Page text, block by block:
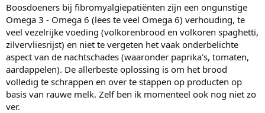
Boosdoeners bij fibromyalgiepatiënten zijn een ongunstige
Omega 3 - Omega 6 (lees te veel Omega 6) verhouding, te
veel vezelrijke voeding (volkorenbrood en volkoren spaghetti,
zilvervliesrijst) en niet te vergeten het vaak onderbelichte
aspect van de nachtschades (waaronder paprika's, tomaten,
aardappelen). De allerbeste oplossing is om het brood
volledig te schrappen en over te stappen op producten op
basis van rauwe melk. Zelf ben ik momenteel ook nog niet zo
ver.